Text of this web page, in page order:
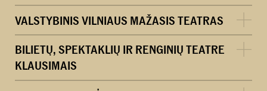
VALSTYBINIS VILNIAUS MAŽASIS TEATRAS
BILIETŲ, SPEKTAKLIŲ IR RENGINIŲ TEATRE
KLAUSIMAIS